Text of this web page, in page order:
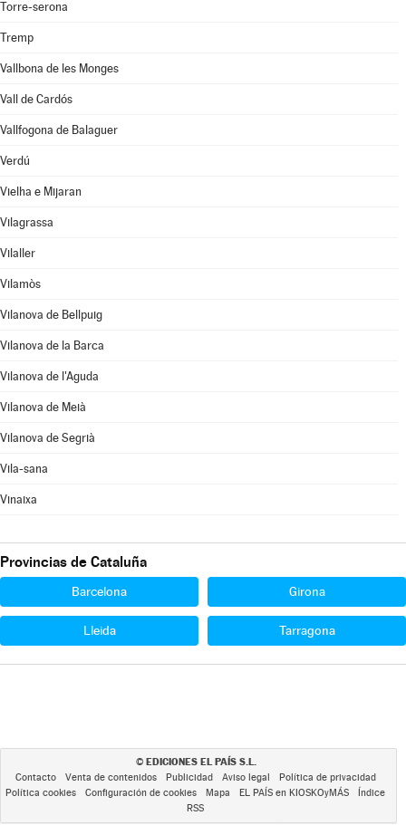
Torre-serona
Tremp
Vallbona de les Monges
Vall de Cardós
Vallfogona de Balaguer
Verdú
Vielha e Mijaran
Vilagrassa
Vilaller
Vilamòs
Vilanova de Bellpuig
Vilanova de la Barca
Vilanova de l'Aguda
Vilanova de Meià
Vilanova de Segrià
Vila-sana
Vinaixa
Provincias de Cataluña
Barcelona Girona
Lleida Tarragona
© EDICIONES EL PAÍS S.L.
Contacto Venta de contenidos Publicidad Aviso legal
Política de privacidad
Política cookies
Configuración de cookies Mapa EL PAÍS en KIOSKOyMÁS
Índice
RSS